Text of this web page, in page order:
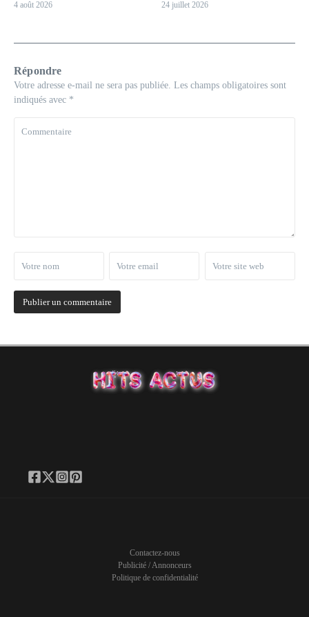
4 août 2026 24 juillet 2026
Répondre
Votre adresse e-mail ne sera pas publiée. Les champs obligatoires sont
indiqués avec *
Contactez-nous
Publicité / Annonceurs
Politique de confidentialité